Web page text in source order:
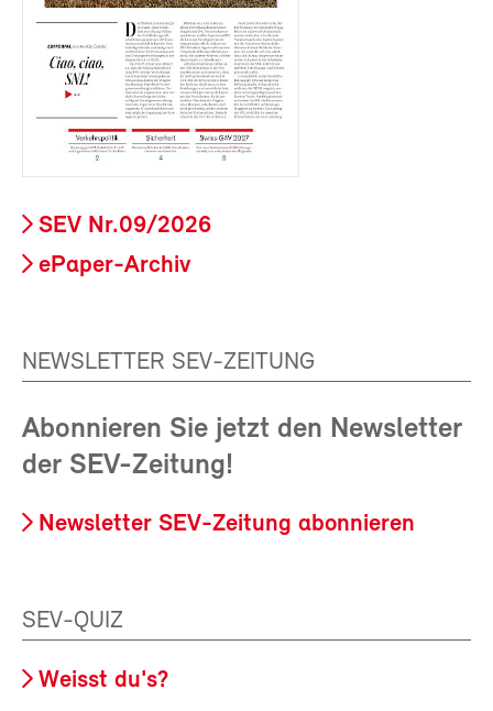
SEV Nr.09/2026
ePaper-Archiv
NEWSLETTER SEV-ZEITUNG
Abonnieren Sie jetzt den Newsletter
der SEV-Zeitung!
Newsletter SEV-Zeitung abonnieren
SEV-QUIZ
Weisst du's?